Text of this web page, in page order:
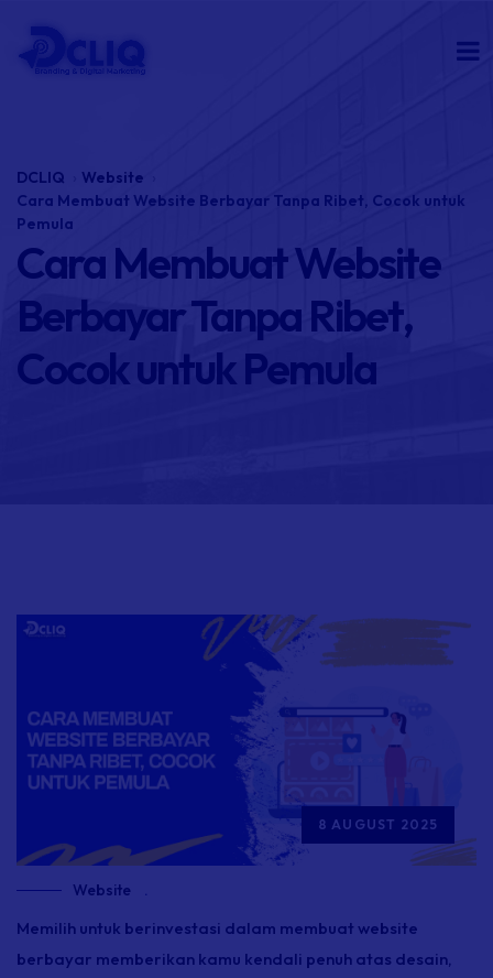
DCLIQ
Website
Cara Membuat Website Berbayar Tanpa Ribet, Cocok untuk
Pemula
Cara Membuat Website
Berbayar Tanpa Ribet,
Cocok untuk Pemula
8 AUGUST 2025
Website .
Memilih untuk berinvestasi dalam membuat website
berbayar memberikan kamu kendali penuh atas desain,